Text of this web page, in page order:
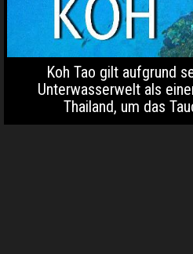
Koh Tao gilt aufgrund
Unterwasserwelt als
Thailand, um das